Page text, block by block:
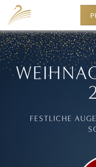
FESTLICHE